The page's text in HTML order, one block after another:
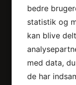
Baan Thai
Århusgade
2100
50 30 41 71
bedre
statistik og
kan blive
med data,
de har